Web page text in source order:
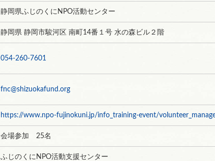
静岡県ふじのくにNPO活動センター
静岡県 静岡市駿河区 南町14番１号 水の森ビル２階
054-260-7601
fnc@shizuokafund.org
https://www.npo-fujinokuni.jp/info_training-event/
会場参加 25名
ふじのくにNPO活動支援センター